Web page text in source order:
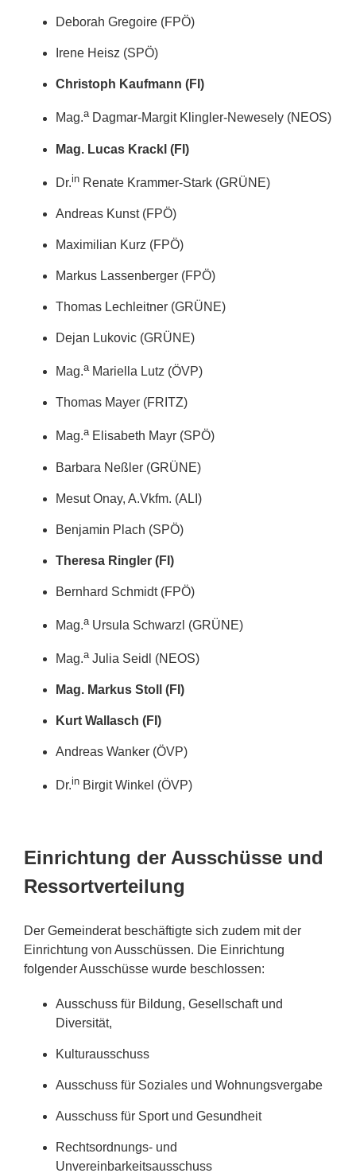
Deborah Gregoire (FPÖ)
Irene Heisz (SPÖ)
Christoph Kaufmann (FI)
Mag.aDagmar-Margit Klingler-Newesely (NEOS)
Mag. Lucas Krackl (FI)
Dr.in Renate Krammer-Stark (GRÜNE)
Andreas Kunst (FPÖ)
Maximilian Kurz (FPÖ)
Markus Lassenberger (FPÖ)
Thomas Lechleitner (GRÜNE)
Dejan Lukovic (GRÜNE)
Mag.aMariella Lutz (ÖVP)
Thomas Mayer (FRITZ)
Mag.a Elisabeth Mayr (SPÖ)
Barbara Neßler (GRÜNE)
Mesut Onay, A.Vkfm. (ALI)
Benjamin Plach (SPÖ)
Theresa Ringler (FI)
Bernhard Schmidt (FPÖ)
Mag.aUrsula Schwarzl (GRÜNE)
Mag.aJulia Seidl (NEOS)
Mag. Markus Stoll (FI)
Kurt Wallasch (FI)
Andreas Wanker (ÖVP)
Dr.in Birgit Winkel (ÖVP)
Einrichtung der Ausschüsse und
Ressortverteilung
Der Gemeinderat beschäftigte sich zudem mit der
Einrichtung von Ausschüssen. Die Einrichtung
folgender Ausschüsse wurde beschlossen:
Ausschuss für Bildung, Gesellschaft und
Diversität,
Kulturausschuss
Ausschuss für Soziales und Wohnungsvergabe
Ausschuss für Sport und Gesundheit
Rechtsordnungs- und
Unvereinbarkeitsausschuss